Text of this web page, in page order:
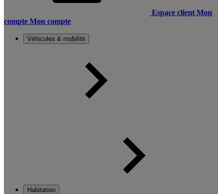
Espace client Mon
compte Mon compte
Véhicules & mobilité
Habitation